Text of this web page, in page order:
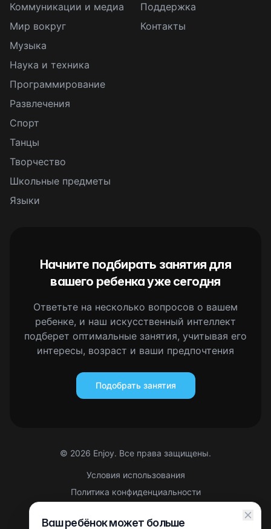
Коммуникации и медиа
Мир вокруг
Музыка
Наука и техника
Программирование
Развлечения
Спорт
Танцы
Творчество
Школьные предметы
Языки
Поддержка
Контакты
Начните подбирать занятия для
вашего ребенка уже сегодня
Ответьте на несколько вопросов о вашем
ребенке, и наш искусственный интеллект
подберет оптимальные занятия, учитывая его
интересы, возраст и ваши предпочтения
Подобрать занятия
© 2026 Enjoy. Все права защищены.
Условия использования
Политика конфиденциальности
Партнерская оферта
Ваш ребёнок может больше